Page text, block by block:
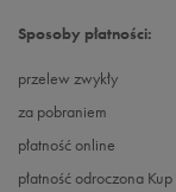
Sposoby płatności:
przelew zwykły
za pobraniem
płatność online
płatność odroczona